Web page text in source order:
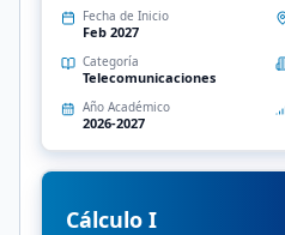
Fecha de Inicio
Feb 2027
Categoría
Telecomunicaciones
Año Académico
2026-2027
Cálculo I